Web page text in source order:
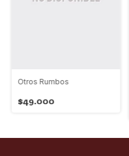
Otros Rumbos
$49.000